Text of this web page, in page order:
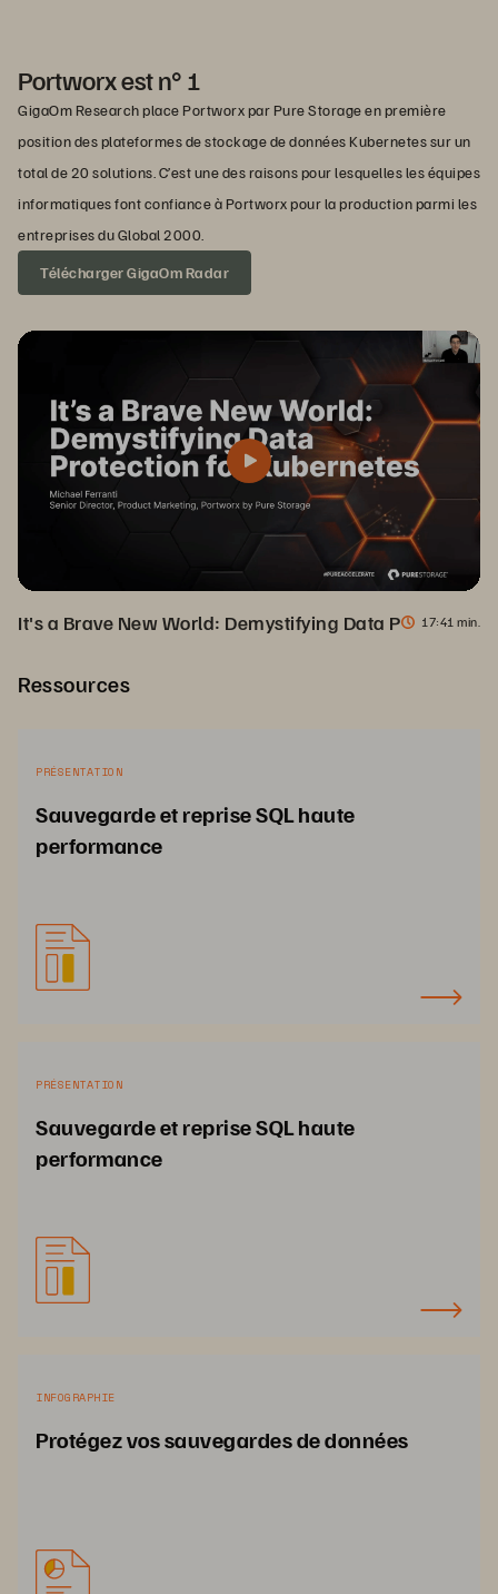
Portworx est n° 1
GigaOm Research place Portworx par Pure Storage en première
position des plateformes de stockage de données Kubernetes sur un
total de 20 solutions. C’est une des raisons pour lesquelles les équipes
informatiques font confiance à Portworx pour la production parmi les
entreprises du Global 2000.
Télécharger GigaOm Radar
It's a Brave New World: Demystifying Data Protection
17 41 min.
Ressources
PRÉSENTATION
Sauvegarde et reprise SQL haute
performance
PRÉSENTATION
Sauvegarde et reprise SQL haute
performance
INFOGRAPHIE
Protégez vos sauvegardes de données